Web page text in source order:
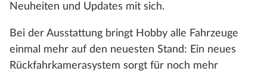
Neuheiten und Updates mit sich.
Bei der Ausstattung bringt Hobby alle Fahrzeuge
einmal mehr auf den neuesten Stand: Ein neues
Rückfahrkamerasystem sorgt für noch mehr